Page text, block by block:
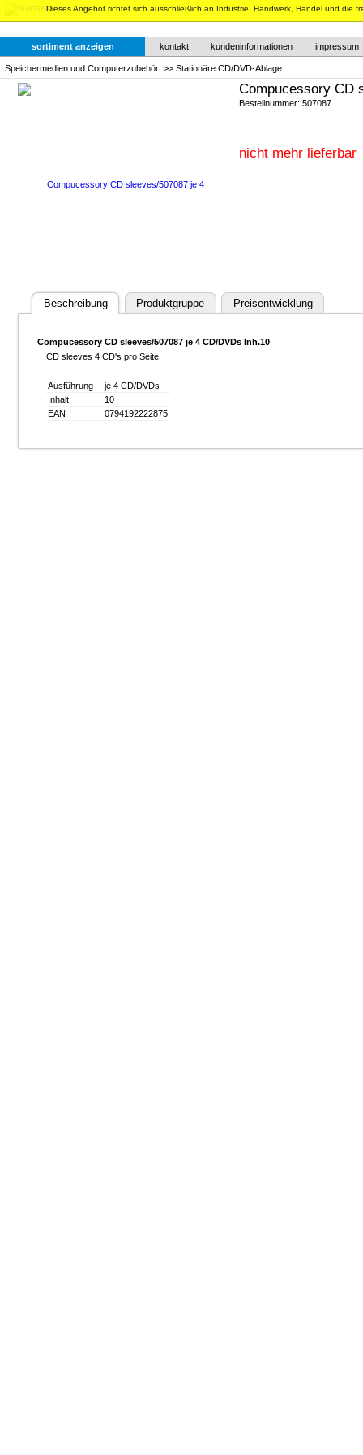
Dieses Angebot richtet sich ausschließlich an Industrie, Handwerk, Handel und die
sortiment anzeigen kontakt kundeninformationen impressum
Speichermedien und Computerzubehör>> Stationäre CD/DVD-Ablage
Compucessory CD
Bestellnummer: 507087
nicht mehr lieferbar
Beschreibung Produktgruppe Preisentwicklung
Compucessory CD sleeves/507087 je 4 CD/DVDs Inh.10
CD sleeves 4 CD's pro Seite
Ausführung
je 4 CD/DVDs
Inhalt
10
EAN
0794192222875